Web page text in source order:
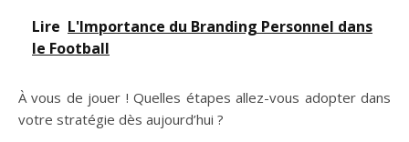
Lire L'Importance du Branding Personnel dans
le Football
À vous de jouer ! Quelles étapes allez-vous adopter dans
votre stratégie dès aujourd’hui ?